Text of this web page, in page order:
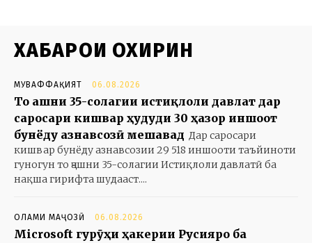
ХАБАРҲОИ ОХИРИН
МУВАФФАҚИЯТ 06.08.2026
То ҷашни 35-солагии истиқлоли давлат дар
саросари кишвар ҳудуди 30 ҳазор иншоот
бунёду азнавсозӣ мешавад Дар саросари
кишвар бунёду азнавсозии 29 518 иншооти таъйиноти
гуногун то ҷашни 35-солагии Истиқлоли давлатӣ ба
нақша гирифта шудааст....
ОЛАМИ МАҶОЗӢ 06.08.2026
Microsoft гурӯҳи ҳакерии Русияро ба